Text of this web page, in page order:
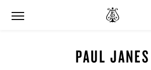
PAUL JANES